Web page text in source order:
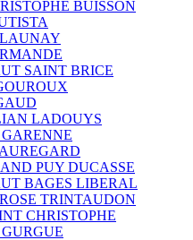
BUISSON
SAINT BRICE
LADOUYS
PUY DUCASSE
BAGES LIBERAL
TRINTAUDON
CHRISTOPHE